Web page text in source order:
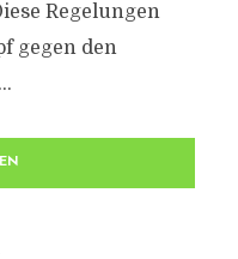
Regelungen
gegen den